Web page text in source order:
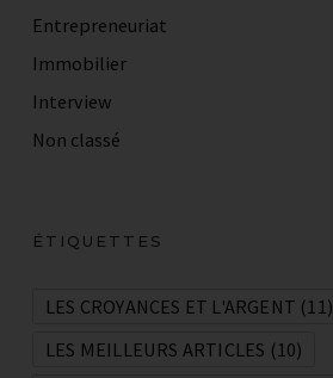
Entrepreneuriat
Immobilier
Interview
Non classé
ÉTIQUETTES
LES CROYANCES ET L'ARGENT (11)
LES MEILLEURS ARTICLES (10)